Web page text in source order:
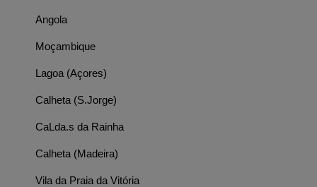
Angola
Moçambique
Lagoa (Açores)
Calheta (S.Jorge)
CaLda.s da Rainha
Calheta (Madeira)
Vila da Praia da Vitória